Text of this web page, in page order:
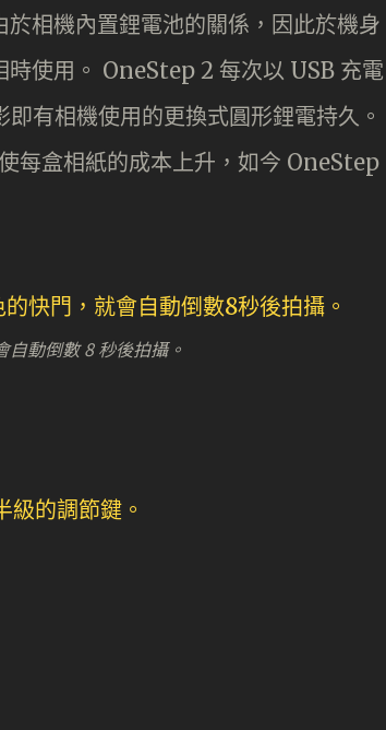
相機內置鋰電池的關係，因此於機身
使用。 OneStep 2 每次以 USB 充電
有相機使用的更換式圓形鋰電持久。
每盒相紙的成本上升，如今 OneStep
動倒數 8 秒後拍攝。